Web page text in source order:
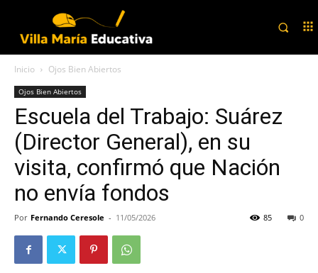
Inicio Ojos Bien Abiertos
Ojos Bien Abiertos
Escuela del Trabajo: Suárez
(Director General), en su
visita, confirmó que Nación
no envía fondos
Por Fernando Ceresole - 11/05/2026 0
85